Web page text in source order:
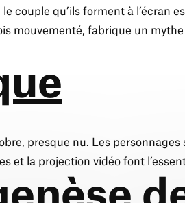
qu’ils forment à l’écran
mouvementé, fabrique un
presque nu. Les
la projection vidéo font